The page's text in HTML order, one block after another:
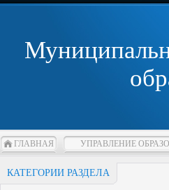
ГЛАВНАЯ УПРАВЛЕНИЕ
КАТЕГОРИИ РАЗДЕЛА